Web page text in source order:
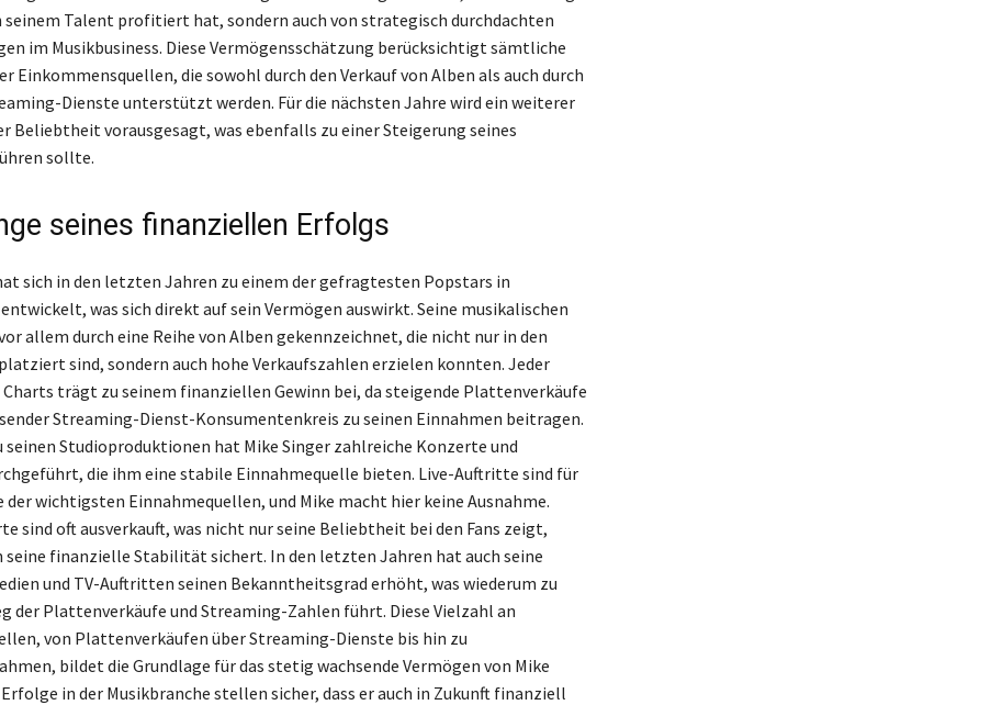
seinem Talent profitiert hat, sondern auch von strategisch durchdachten
im Musikbusiness. Diese Vermögensschätzung berücksichtigt sämtliche
Einkommensquellen, die sowohl durch den Verkauf von Alben als auch durch
Dienste unterstützt werden. Für die nächsten Jahre wird ein weiterer
Beliebtheit vorausgesagt, was ebenfalls zu einer Steigerung seines
sollte.
seines finanziellen Erfolgs
sich in den letzten Jahren zu einem der gefragtesten Popstars in
was sich direkt auf sein Vermögen auswirkt. Seine musikalischen
allem durch eine Reihe von Alben gekennzeichnet, die nicht nur in den
sind, sondern auch hohe Verkaufszahlen erzielen konnten. Jeder
trägt zu seinem finanziellen Gewinn bei, da steigende Plattenverkäufe
Streaming-Dienst-Konsumentenkreis zu seinen Einnahmen beitragen.
seinen Studioproduktionen hat Mike Singer zahlreiche Konzerte und
die ihm eine stabile Einnahmequelle bieten. Live-Auftritte sind für
der wichtigsten Einnahmequellen, und Mike macht hier keine Ausnahme.
sind oft ausverkauft, was nicht nur seine Beliebtheit bei den Fans zeigt,
seine finanzielle Stabilität sichert. In den letzten Jahren hat auch seine
und TV-Auftritten seinen Bekanntheitsgrad erhöht, was wiederum zu
der Plattenverkäufe und Streaming-Zahlen führt. Diese Vielzahl an
von Plattenverkäufen über Streaming-Dienste bis hin zu
bildet die Grundlage für das stetig wachsende Vermögen von Mike
Erfolge in der Musikbranche stellen sicher, dass er auch in Zukunft finanziell